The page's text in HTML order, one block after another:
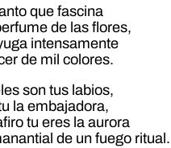
que fascina
de las flores,
intensamente
de mil colores.
son tus labios,
la embajadora,
tu eres la aurora
de un fuego ritual.